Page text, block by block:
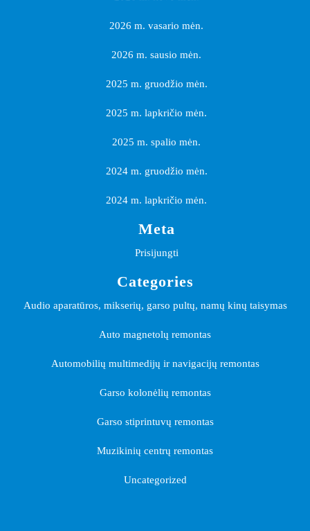
2026 m. vasario mėn.
2026 m. sausio mėn.
2025 m. gruodžio mėn.
2025 m. lapkričio mėn.
2025 m. spalio mėn.
2024 m. gruodžio mėn.
2024 m. lapkričio mėn.
Meta
Prisijungti
Categories
Audio aparatūros, mikserių, garso pultų, namų kinų taisymas
Auto magnetolų remontas
Automobilių multimedijų ir navigacijų remontas
Garso kolonėlių remontas
Garso stiprintuvų remontas
Muzikinių centrų remontas
Uncategorized